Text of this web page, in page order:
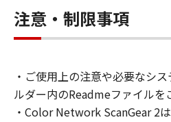
ること、またはコンピュー
ること、アクセスすること
ことのいずれも含むもの
お客様は、また「指定機器
通じて接続されたコンピ
コンピューターの使用者に
注意・制限事項
・ご使用上の注意や必要なシ
ルダー内のReadmeファイルを
・Color Network ScanGear 2